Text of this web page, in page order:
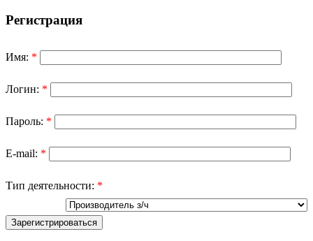
Регистрация
Имя: *
Логин: *
Пароль: *
E-mail: *
Тип деятельности: *